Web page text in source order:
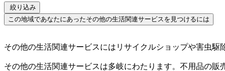
絞り込み
この地域であなたにあったその他の生活関連サービスを見つけるには
その他の生活関連サービスにはリサイクルショップや害虫
その他の生活関連サービスは多岐にわたります。不用品の